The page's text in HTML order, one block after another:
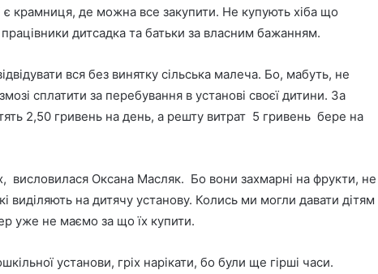
є крамниця, де можна все закупити. Не купують хіба що
дитсадка та батьки за власним бажанням.
вся без винятку сільська малеча. Бо, мабуть, не
сплатити за перебування в установі своєї дитини. За
2,50 гривень на день, а решту витрат 5 гривень бере на
Оксана Масляк. Бо вони захмарні на фрукти, не
виділяють на дитячу установу. Колись ми могли давати дітям
уже не маємо за що їх купити.
установи, гріх нарікати, бо були ще гірші часи.